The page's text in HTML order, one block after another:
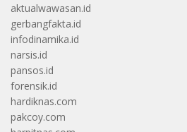
aktualwawasan.id
gerbangfakta.id
infodinamika.id
narsis.id
pansos.id
forensik.id
hardiknas.com
pakcoy.com